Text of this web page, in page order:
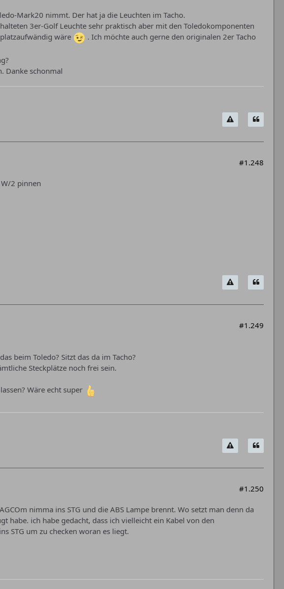
Mark20 nimmt. Der hat ja die Leuchten im Tacho.
3er-Golf Leuchte sehr praktisch aber mit den Toledokomponenten
wäre
. Ich möchte auch gerne den originalen 2er Tacho
Danke schonmal
#1.248
2 pinnen
#1.249
beim Toledo? Sitzt das da im Tacho?
Steckplätze noch frei sein.
Wäre echt super
#1.250
nimma ins STG und die ABS Lampe brennt. Wo setzt man denn da
habe. ich habe gedacht, dass ich vielleicht ein Kabel von den
STG um zu checken woran es liegt.